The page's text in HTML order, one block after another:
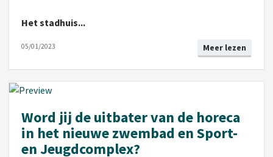
Het stadhuis...
Meer lezen
05/01/2023
Word jij de uitbater van de horeca
in het nieuwe zwembad en Sport-
en Jeugdcomplex?